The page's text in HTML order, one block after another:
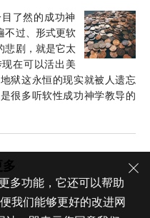
了然的成功神
不过、形式更软
悲剧，就是它太
在可以活出美
狱这永恒的现实就被人遗忘
很多听软性成功神学教导的
多功能，它还可以帮助
我们能够更好的改进网